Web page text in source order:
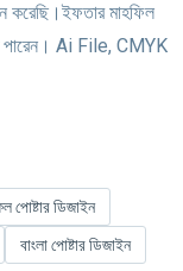
করেছি।ইফতার মাহফিল
পারেন। Ai File, CMYK
পোষ্টার ডিজাইন
বাংলা পোষ্টার ডিজাইন